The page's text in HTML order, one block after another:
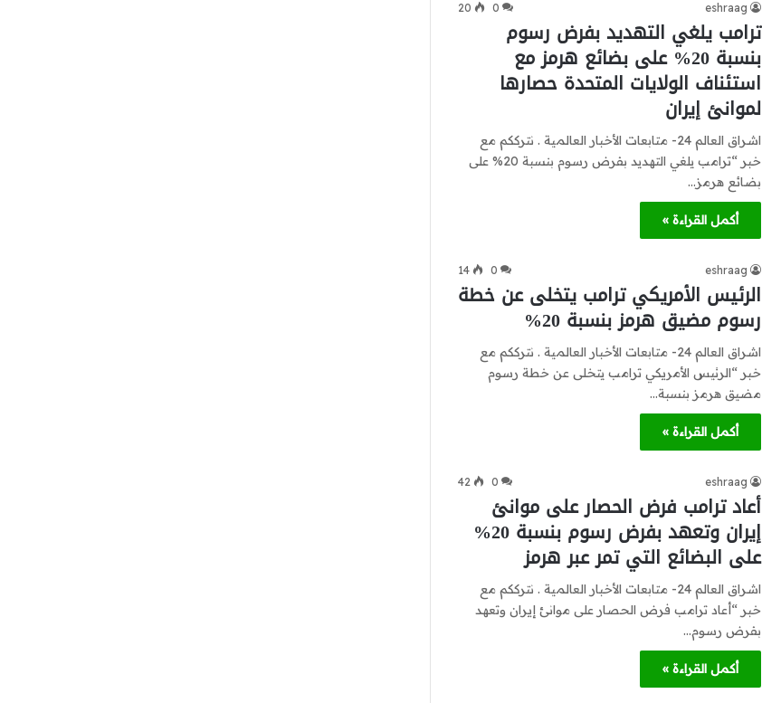
eshraag
0
20
ترامب يلغي التهديد بفرض رسوم
بنسبة 20% على بضائع هرمز مع
استئناف الولايات المتحدة حصارها
لموانئ إيران
اشراق العالم 24- متابعات الأخبار العالمية . نترككم مع
خبر “ترامب يلغي التهديد بفرض رسوم بنسبة 20% على
بضائع هرمز…
أكمل القراءة »
eshraag
0
14
الرئيس الأمريكي ترامب يتخلى عن خطة
رسوم مضيق هرمز بنسبة 20%
اشراق العالم 24- متابعات الأخبار العالمية . نترككم مع
خبر “الرئيس الأمريكي ترامب يتخلى عن خطة رسوم
مضيق هرمز بنسبة…
أكمل القراءة »
eshraag
0
42
أعاد ترامب فرض الحصار على موانئ
إيران وتعهد بفرض رسوم بنسبة 20%
على البضائع التي تمر عبر هرمز
اشراق العالم 24- متابعات الأخبار العالمية . نترككم مع
خبر “أعاد ترامب فرض الحصار على موانئ إيران وتعهد
بفرض رسوم…
أكمل القراءة »